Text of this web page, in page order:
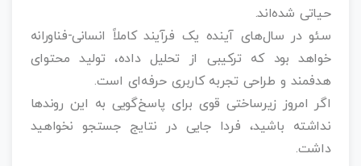
حیاتی شده‌اند.
سئو در سال‌های آینده یک فرآیند کاملاً انسانی-فناورانه
خواهد بود که ترکیبی از تحلیل داده، تولید محتوای
هدفمند و طراحی تجربه کاربری حرفه‌ای است.
اگر امروز زیرساختی قوی برای پاسخ‌گویی به این روندها
نداشته باشید، فردا جایی در نتایج جستجو نخواهید
داشت.